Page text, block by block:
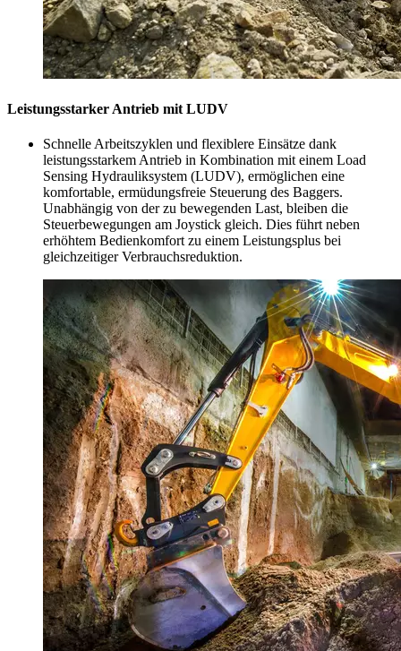
Leistungsstarker Antrieb mit LUDV
Schnelle Arbeitszyklen und flexiblere Einsätze dank
leistungsstarkem Antrieb in Kombination mit einem Load
Sensing Hydrauliksystem (LUDV), ermöglichen eine
komfortable, ermüdungsfreie Steuerung des Baggers.
Unabhängig von der zu bewegenden Last, bleiben die
Steuerbewegungen am Joystick gleich. Dies führt neben
erhöhtem Bedienkomfort zu einem Leistungsplus bei
gleichzeitiger Verbrauchsreduktion.